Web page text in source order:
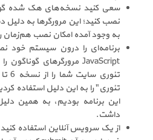
سعی کنید نسخه‌های هک شده
نصب کنید؛ این مرورگرها به
به وجود آمده امکان نصب هم‌زمان
برنامه‌ای را درون سیستم خود
JavaScript مرورگرهای گوناگون
تئوری سایت شما را از نسخه 6 تا 9 مروگر
تئوری" را به این دلیل استفاده
این برنامه بودیم، به همین
داشت.
از یک سرویس آنلاین استفاده